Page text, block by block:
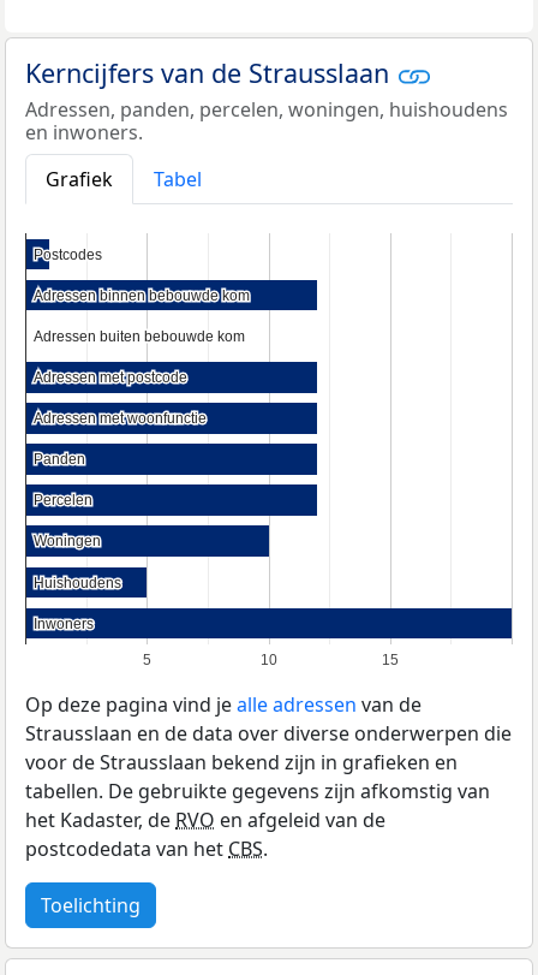
Kerncijfers van de Strausslaan
Adressen, panden, percelen, woningen, huishoudens
en inwoners.
Grafiek
Tabel
5 10 15
Postcodes
Postcodes
Adressen binnen bebouwde kom
Adressen binnen bebouwde kom
Adressen buiten bebouwde kom
Adressen buiten bebouwde kom
Adressen met postcode
Adressen met postcode
Adressen met woonfunctie
Adressen met woonfunctie
Panden
Panden
Percelen
Percelen
Woningen
Woningen
Huishoudens
Huishoudens
Inwoners
Inwoners
Op deze pagina vind jealle adressen van de
Strausslaan en de data over diverse onderwerpen die
voor de Strausslaan bekend zijn in grafieken en
tabellen. De gebruikte gegevens zijn afkomstig van
het Kadaster, deRVO en afgeleid van de
postcodedata van hetCBS.
Toelichting